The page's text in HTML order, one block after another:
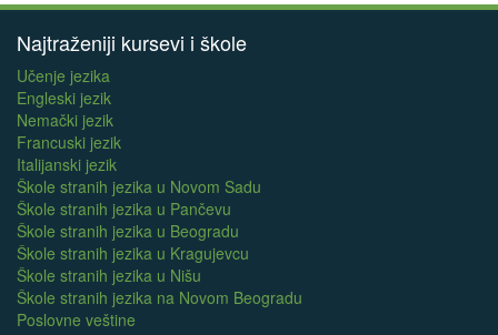
Najtraženiji kursevi i škole
Učenje jezika
Engleski jezik
Nemački jezik
Francuski jezik
Italijanski jezik
Škole stranih jezika u Novom Sadu
Škole stranih jezika u Pančevu
Škole stranih jezika u Beogradu
Škole stranih jezika u Kragujevcu
Škole stranih jezika u Nišu
Škole stranih jezika na Novom Beogradu
Poslovne veštine